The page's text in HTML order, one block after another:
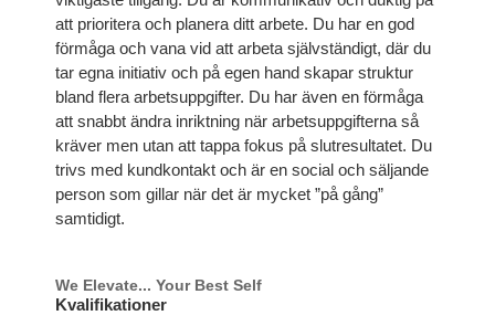
att prioritera och planera ditt arbete. Du har en god
förmåga och vana vid att arbeta självständigt, där du
tar egna initiativ och på egen hand skapar struktur
bland flera arbetsuppgifter. Du har även en förmåga
att snabbt ändra inriktning när arbetsuppgifterna så
kräver men utan att tappa fokus på slutresultatet. Du
trivs med kundkontakt och är en social och säljande
person som gillar när det är mycket ”på gång”
samtidigt.
We Elevate... Your Best Self
Kvalifikationer